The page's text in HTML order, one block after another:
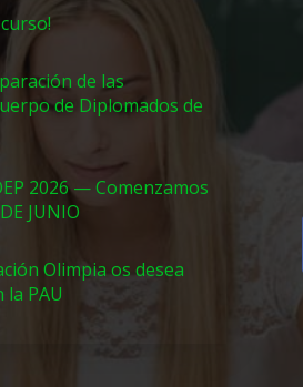
de las
de Diplomados de
2026 — Comenzamos
JUNIO
Olimpia os desea
PAU